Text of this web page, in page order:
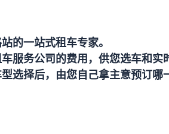
的一站式租车专家。
服务公司的费用，供您选车和实
选择后，由您自己拿主意预订哪